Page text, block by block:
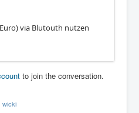
via Blutouth nutzen
to join the conversation.
wicki